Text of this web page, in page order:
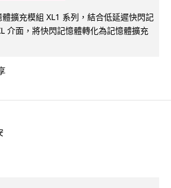
擴充模組 XL1 系列，結合低延遲快閃記
介面，將快閃記憶體轉化為記憶體擴充